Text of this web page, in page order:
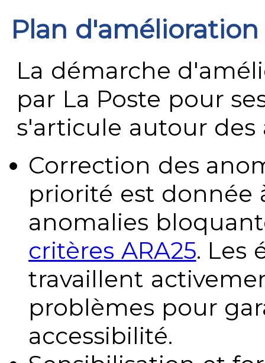
Plan
La démarche
par La Poste pour
s'articule autour des
Correction des
priorité est donnée
anomalies
critères ARA25. Les
travaillent
problèmes pour
accessibilité.